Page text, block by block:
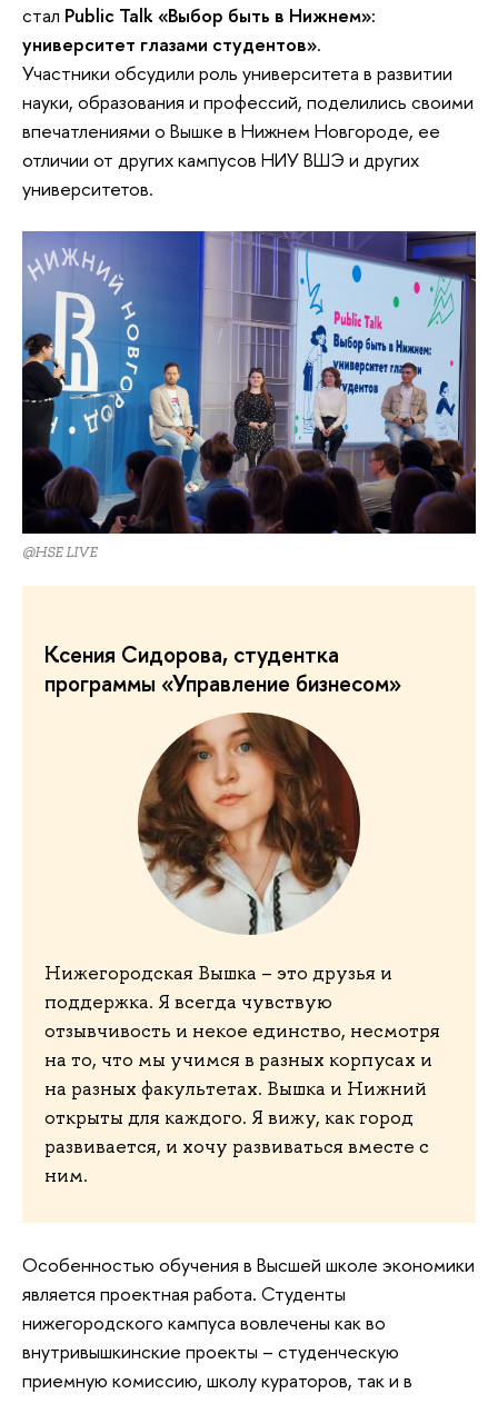
стал Public Talk «Выбор быть в Нижнем»:
университет глазами студентов».
Участники обсудили роль университета в развитии
науки, образования и профессий, поделились своими
впечатлениями о Вышке в Нижнем Новгороде, ее
отличии от других кампусов НИУ ВШЭ и других
университетов.
@HSE LIVE
Ксения Сидорова, студентка
программы «Управление бизнесом»
Нижегородская Вышка – это друзья и
поддержка. Я всегда чувствую
отзывчивость и некое единство, несмотря
на то, что мы учимся в разных корпусах и
на разных факультетах. Вышка и Нижний
открыты для каждого. Я вижу, как город
развивается, и хочу развиваться вместе с
ним.
Особенностью обучения в Высшей школе экономики
является проектная работа. Студенты
нижегородского кампуса вовлечены как во
внутривышкинские проекты – студенческую
приемную комиссию, школу кураторов, так и в